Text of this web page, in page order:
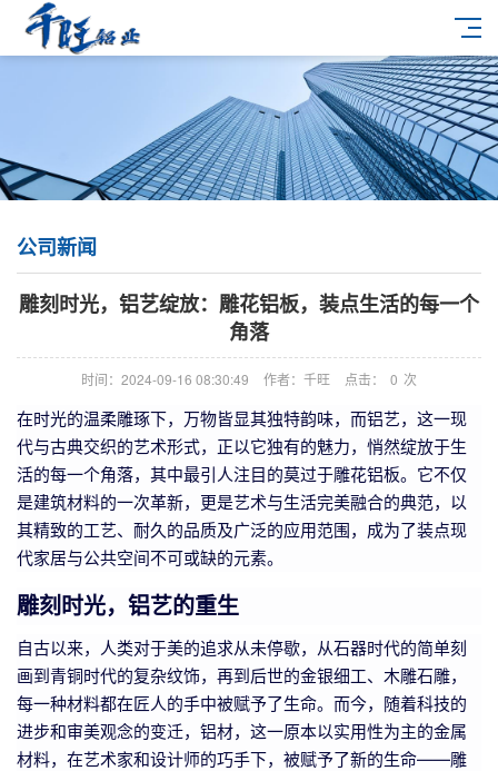
公司新闻
雕刻时光，铝艺绽放：雕花铝板，装点生活的每一个
角落
时间：2024-09-16 08:30:49 作者：千旺 点击： 0 次
在时光的温柔雕琢下，万物皆显其独特韵味，而铝艺，这一现
代与古典交织的艺术形式，正以它独有的魅力，悄然绽放于生
活的每一个角落，其中最引人注目的莫过于雕花铝板。它不仅
是建筑材料的一次革新，更是艺术与生活完美融合的典范，以
其精致的工艺、耐久的品质及广泛的应用范围，成为了装点现
代家居与公共空间不可或缺的元素。
雕刻时光，铝艺的重生
自古以来，人类对于美的追求从未停歇，从石器时代的简单刻
画到青铜时代的复杂纹饰，再到后世的金银细工、木雕石雕，
每一种材料都在匠人的手中被赋予了生命。而今，随着科技的
进步和审美观念的变迁，铝材，这一原本以实用性为主的金属
材料，在艺术家和设计师的巧手下，被赋予了新的生命——雕